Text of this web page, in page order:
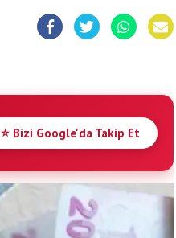
⭐ Bizi Google'da Takip Et